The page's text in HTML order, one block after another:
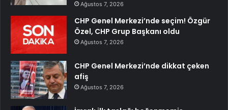
Ağustos 7, 2026
CHP Genel Merkezi’nde seçim! Özgür
Özel, CHP Grup Başkanı oldu
Ağustos 7, 2026
CHP Genel Merkezi’nde dikkat çeken
afiş
Ağustos 7, 2026